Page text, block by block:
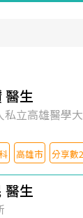
醫生
私立高雄醫學
高雄市 分享數2
醫生